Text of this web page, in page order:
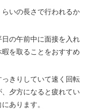
いの長さで行われるか
の午前中に面接を入れ
を取ることをおすすめ
きりしていて速く回転
夕方になると疲れてい
あります。